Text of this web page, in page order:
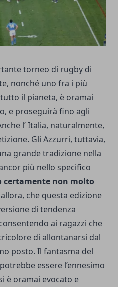
torneo di rugby di
, nonché uno fra i più
il pianeta, è oramai
e proseguirà fino agli
l’ Italia, naturalmente,
Gli Azzurri, tuttavia,
grande tradizione nella
più nello specifico
non molto
allora, che questa edizione
di tendenza
ai ragazzi che
di allontanarsi dal
posto. Il fantasma del
essere l’ennesimo
è oramai evocato e